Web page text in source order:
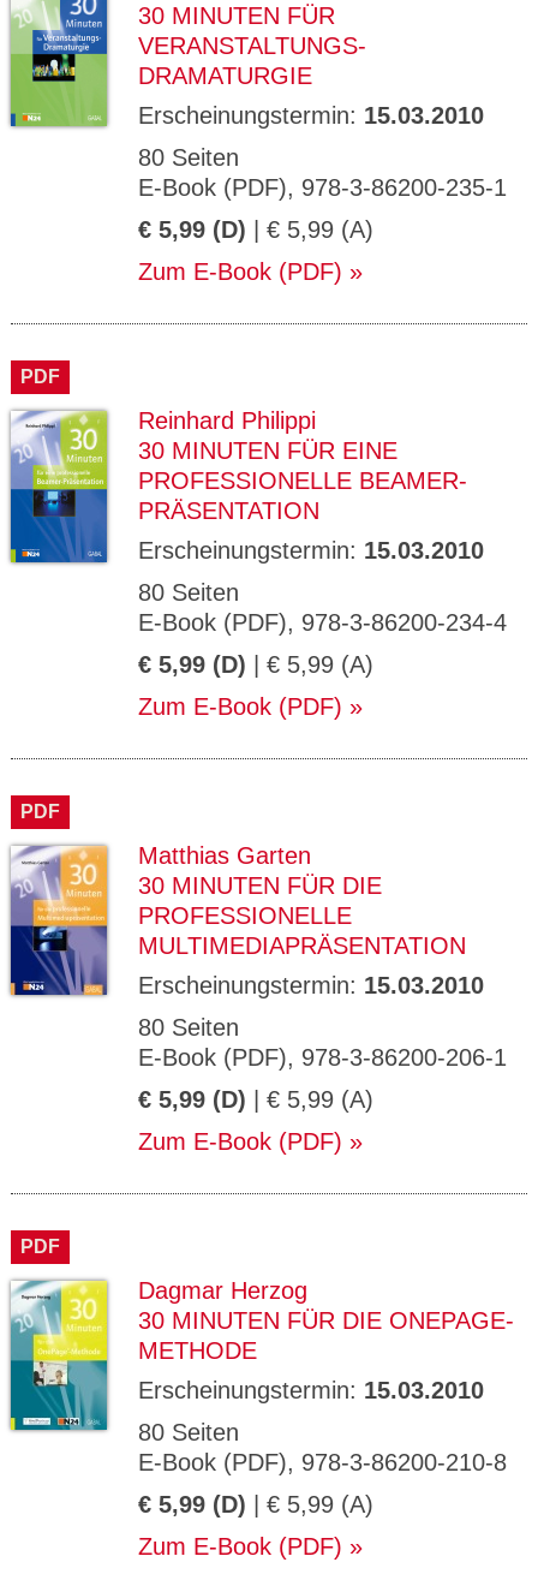
30 MINUTEN FÜR
VERANSTALTUNGS-
DRAMATURGIE
Erscheinungstermin: 15.03.2010
80 Seiten
E-Book (PDF), 978-3-86200-235-1
€ 5,99 (D) | € 5,99 (A)
Zum E-Book (PDF)
PDF
Reinhard Philippi
30 MINUTEN FÜR EINE
PROFESSIONELLE BEAMER-
PRÄSENTATION
Erscheinungstermin: 15.03.2010
80 Seiten
E-Book (PDF), 978-3-86200-234-4
€ 5,99 (D) | € 5,99 (A)
Zum E-Book (PDF)
PDF
Matthias Garten
30 MINUTEN FÜR DIE
PROFESSIONELLE
MULTIMEDIAPRÄSENTATION
Erscheinungstermin: 15.03.2010
80 Seiten
E-Book (PDF), 978-3-86200-206-1
€ 5,99 (D) | € 5,99 (A)
Zum E-Book (PDF)
PDF
Dagmar Herzog
30 MINUTEN FÜR DIE ONEPAGE-
METHODE
Erscheinungstermin: 15.03.2010
80 Seiten
E-Book (PDF), 978-3-86200-210-8
€ 5,99 (D) | € 5,99 (A)
Zum E-Book (PDF)